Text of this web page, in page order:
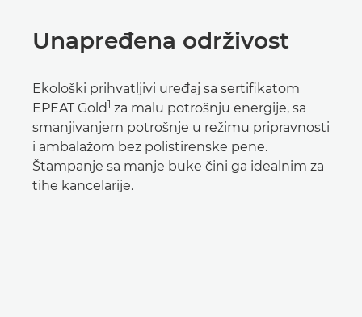
Unapređena održivost
Ekološki prihvatljivi uređaj sa sertifikatom
EPEAT Gold1 za malu potrošnju energije, sa
smanjivanjem potrošnje u režimu pripravnosti
i ambalažom bez polistirenske pene.
Štampanje sa manje buke čini ga idealnim za
tihe kancelarije.